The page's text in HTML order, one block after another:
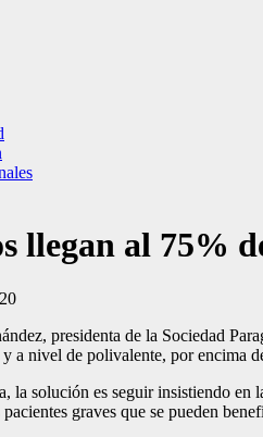
Libre y Transparente
llegan al 75%
presidenta de la Sociedad
y a nivel de polivalente, por encima
la solución es seguir insistiendo
graves que se pueden